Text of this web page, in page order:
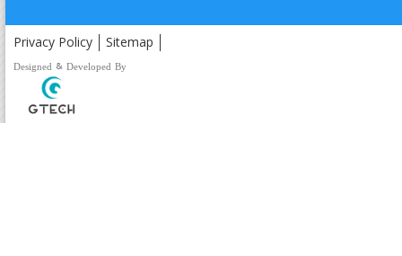
Privacy Policy Sitemap
Designed & Developed By